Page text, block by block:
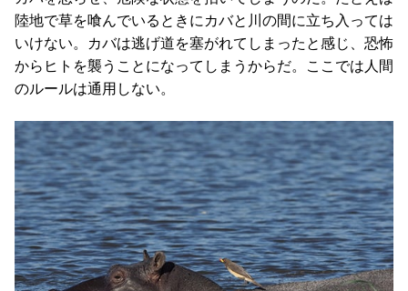
陸地で草を喰んでいるときにカバと川の間に立ち入っては
いけない。カバは逃げ道を塞がれてしまったと感じ、恐怖
からヒトを襲うことになってしまうからだ。ここでは人間
のルールは通用しない。